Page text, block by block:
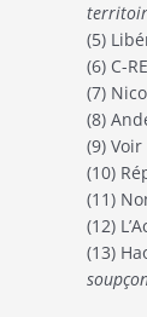
(5)
(6) C-
(7)
(8)
(9)
(10)
(11)
(12)
(13)